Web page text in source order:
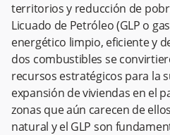
territorios y reducción de
Licuado de Petróleo (GLP o
energético limpio, eficiente y
dos combustibles se
recursos estratégicos para la
expansión de viviendas en el
zonas que aún carecen de
natural y el GLP son